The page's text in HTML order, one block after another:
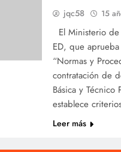
jqc58 15
El Ministerio
ED, que
“Normas y
contratación de
Básica y
establece
Leer más